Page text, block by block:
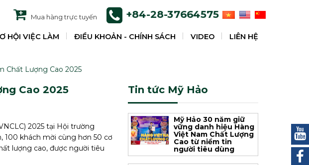
Mua hàng trực tuyến +84-28-37664575
HỘI VIỆC LÀM ĐIỀU KHOẢN - CHÍNH SÁCH VIDEO LIÊN HỆ
Chất Lượng Cao 2025
Cao 2025
2025 tại Hội trường
100 khách mời cùng hơn 50 cơ
lượng cao, được người tiêu
Tin tức Mỹ Hảo
Mỹ Hảo 30 năm giữ
vững danh hiệu Hàng
Việt Nam Chất Lượng
Cao từ niềm tin
người tiêu dùng